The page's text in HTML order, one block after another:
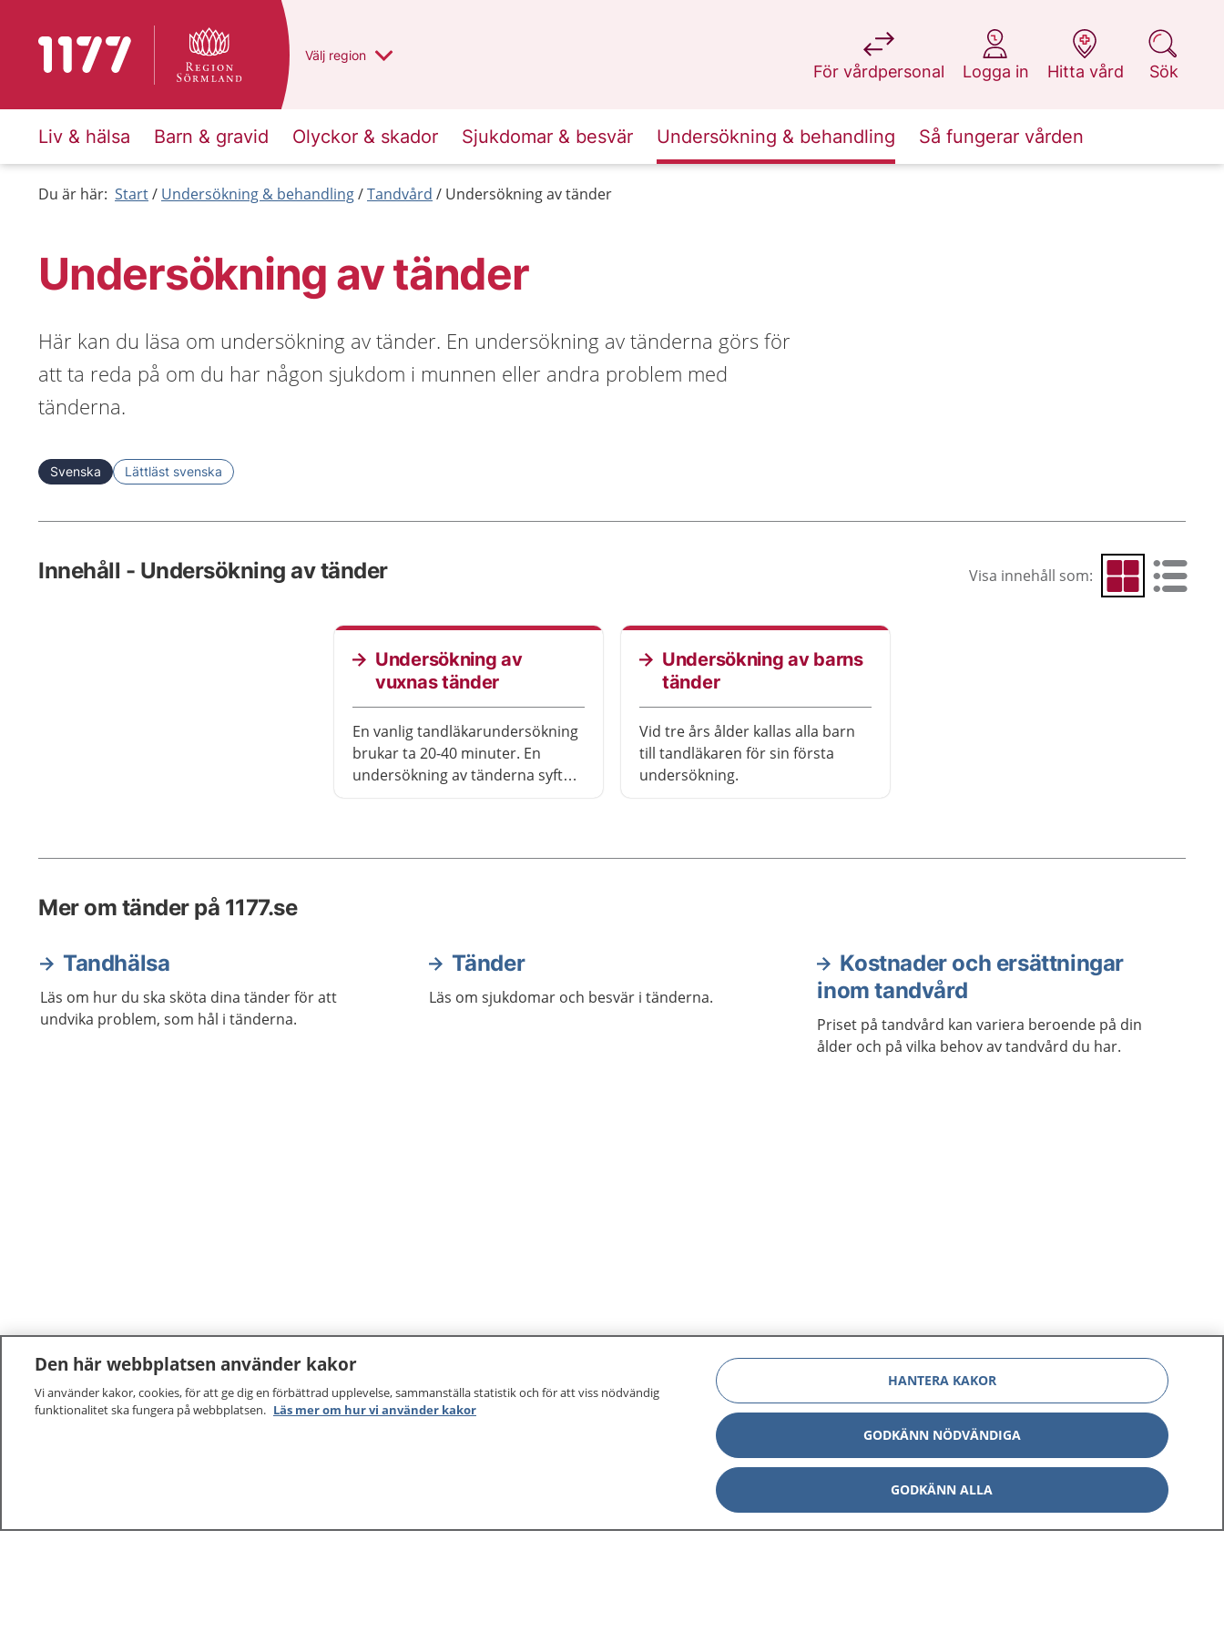
Till startsidan för 1177 Du har valt region
Välj en annan
region
För vårdpersonal
på 1177.se
Logga in
på 1177.se
Hitta vård
på 1177.se
Sök
på 1177.se
Liv & hälsa Barn & gravid Olyckor & skador Sjukdomar & besvär Undersökning & behandling Så fungerar vården
Du är här: Start Undersökning & behandling Tandvård Undersökning av tänder
Undersökning av tänder
Här kan du läsa om undersökning av tänder. En undersökning av tänderna görs för
att ta reda på om du har någon sjukdom i munnen eller andra problem med
tänderna.
Svenska Lättläst svenska
Innehåll - Undersökning av tänder Visa innehåll som: Visa som rutnät
Visa som
Undersökning av
vuxnas tänder
En vanlig tandläkarundersökning
brukar ta 20-40 minuter. En
undersökning av tänderna syftar
Undersökning av barns
tänder
Vid tre års ålder kallas alla barn
till tandläkaren för sin första
undersökning.
Mer om tänder på 1177.se
Tandhälsa
Läs om hur du ska sköta dina tänder för att
undvika problem, som hål i tänderna.
Tänder
Läs om sjukdomar och besvär i tänderna.
Kostnader och ersättningar
inom tandvård
Priset på tandvård kan variera beroende på din
ålder och på vilka behov av tandvård du har.
Den här webbplatsen använder kakor
Vi använder kakor, cookies, för att ge dig en förbättrad upplevelse, sammanställa statistik och för att viss nödvändig
funktionalitet ska fungera på webbplatsen. Läs mer om hur vi använder kakor
HANTERA KAKOR
GODKÄNN NÖDVÄNDIGA
GODKÄNN ALLA